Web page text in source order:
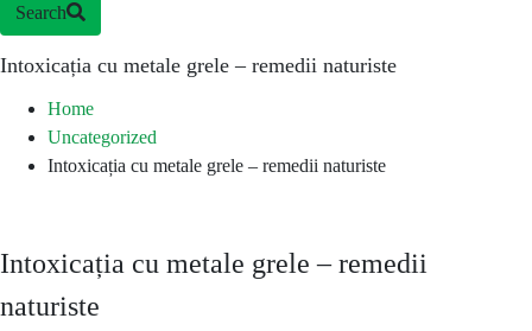
Search
Intoxicația cu metale grele – remedii naturiste
Home
Uncategorized
Intoxicația cu metale grele – remedii naturiste
Intoxicația cu metale grele – remedii
naturiste